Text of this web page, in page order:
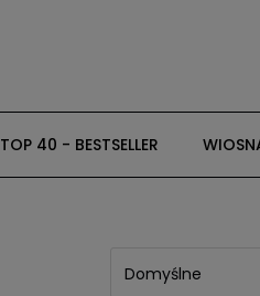
TOP 40 - BESTSELLER